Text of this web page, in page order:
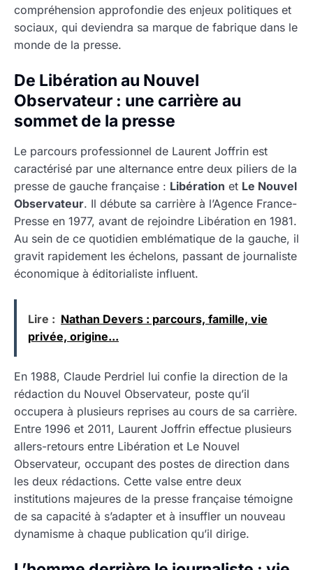
compréhension approfondie des enjeux politiques et
sociaux, qui deviendra sa marque de fabrique dans le
monde de la presse.
De Libération au Nouvel
Observateur : une carrière au
sommet de la presse
Le parcours professionnel de Laurent Joffrin est
caractérisé par une alternance entre deux piliers de la
presse de gauche française : Libération et Le Nouvel
Observateur. Il débute sa carrière à l’Agence France-
Presse en 1977, avant de rejoindre Libération en 1981.
Au sein de ce quotidien emblématique de la gauche, il
gravit rapidement les échelons, passant de journaliste
économique à éditorialiste influent.
Lire : Nathan Devers : parcours, famille, vie
privée, origine...
En 1988, Claude Perdriel lui confie la direction de la
rédaction du Nouvel Observateur, poste qu’il
occupera à plusieurs reprises au cours de sa carrière.
Entre 1996 et 2011, Laurent Joffrin effectue plusieurs
allers-retours entre Libération et Le Nouvel
Observateur, occupant des postes de direction dans
les deux rédactions. Cette valse entre deux
institutions majeures de la presse française témoigne
de sa capacité à s’adapter et à insuffler un nouveau
dynamisme à chaque publication qu’il dirige.